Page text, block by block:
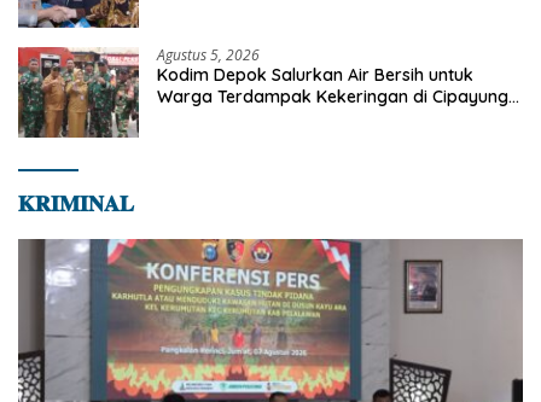
Agustus 5, 2026
Kodim Depok Salurkan Air Bersih untuk
Warga Terdampak Kekeringan di Cipayung
𝐊𝐑𝐈𝐌𝐈𝐍𝐀𝐋